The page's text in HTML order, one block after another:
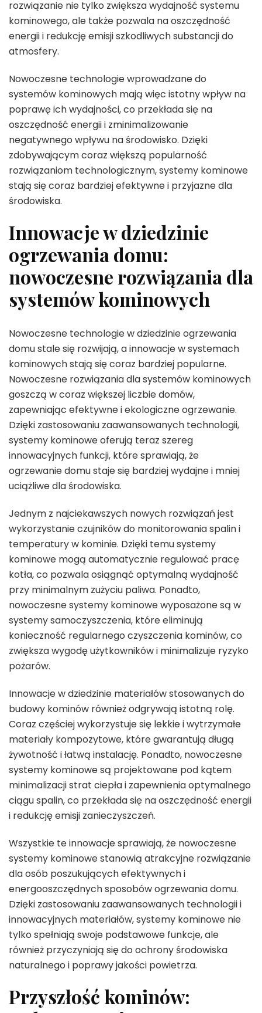
rozwiązanie nie tylko zwiększa wydajność systemu
kominowego, ale także pozwala na oszczędność
energii i redukcję emisji szkodliwych substancji do
atmosfery.
Nowoczesne technologie wprowadzane do
systemów kominowych mają więc istotny wpływ na
poprawę ich wydajności, co przekłada się na
oszczędność energii i zminimalizowanie
negatywnego wpływu na środowisko. Dzięki
zdobywającym coraz większą popularność
rozwiązaniom technologicznym, systemy kominowe
stają się coraz bardziej efektywne i przyjazne dla
środowiska.
Innowacje w dziedzinie
ogrzewania domu:
nowoczesne rozwiązania dla
systemów kominowych
Nowoczesne technologie w dziedzinie ogrzewania
domu stale się rozwijają, a innowacje w systemach
kominowych stają się coraz bardziej popularne.
Nowoczesne rozwiązania dla systemów kominowych
goszczą w coraz większej liczbie domów,
zapewniając efektywne i ekologiczne ogrzewanie.
Dzięki zastosowaniu zaawansowanych technologii,
systemy kominowe oferują teraz szereg
innowacyjnych funkcji, które sprawiają, że
ogrzewanie domu staje się bardziej wydajne i mniej
uciążliwe dla środowiska.
Jednym z najciekawszych nowych rozwiązań jest
wykorzystanie czujników do monitorowania spalin i
temperatury w kominie. Dzięki temu systemy
kominowe mogą automatycznie regulować pracę
kotła, co pozwala osiągnąć optymalną wydajność
przy minimalnym zużyciu paliwa. Ponadto,
nowoczesne systemy kominowe wyposażone są w
systemy samoczyszczenia, które eliminują
konieczność regularnego czyszczenia kominów, co
zwiększa wygodę użytkowników i minimalizuje ryzyko
pożarów.
Innowacje w dziedzinie materiałów stosowanych do
budowy kominów również odgrywają istotną rolę.
Coraz częściej wykorzystuje się lekkie i wytrzymałe
materiały kompozytowe, które gwarantują długą
żywotność i łatwą instalację. Ponadto, nowoczesne
systemy kominowe są projektowane pod kątem
minimalizacji strat ciepła i zapewnienia optymalnego
ciągu spalin, co przekłada się na oszczędność energii
i redukcję emisji zanieczyszczeń.
Wszystkie te innowacje sprawiają, że nowoczesne
systemy kominowe stanowią atrakcyjne rozwiązanie
dla osób poszukujących efektywnych i
energooszczędnych sposobów ogrzewania domu.
Dzięki zastosowaniu zaawansowanych technologii i
innowacyjnych materiałów, systemy kominowe nie
tylko spełniają swoje podstawowe funkcje, ale
również przyczyniają się do ochrony środowiska
naturalnego i poprawy jakości powietrza.
Przyszłość kominów: